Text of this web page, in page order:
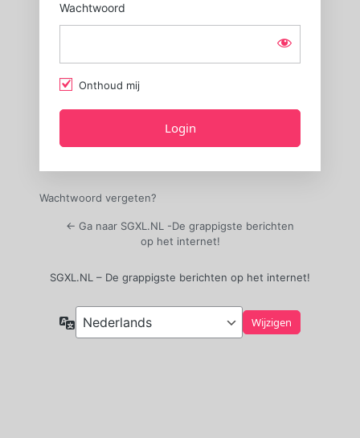
Wachtwoord
Onthoud mij
Wachtwoord vergeten?
← Ga naar SGXL.NL -De grappigste berichten
op het internet!
SGXL.NL – De grappigste berichten op het internet!
Taal